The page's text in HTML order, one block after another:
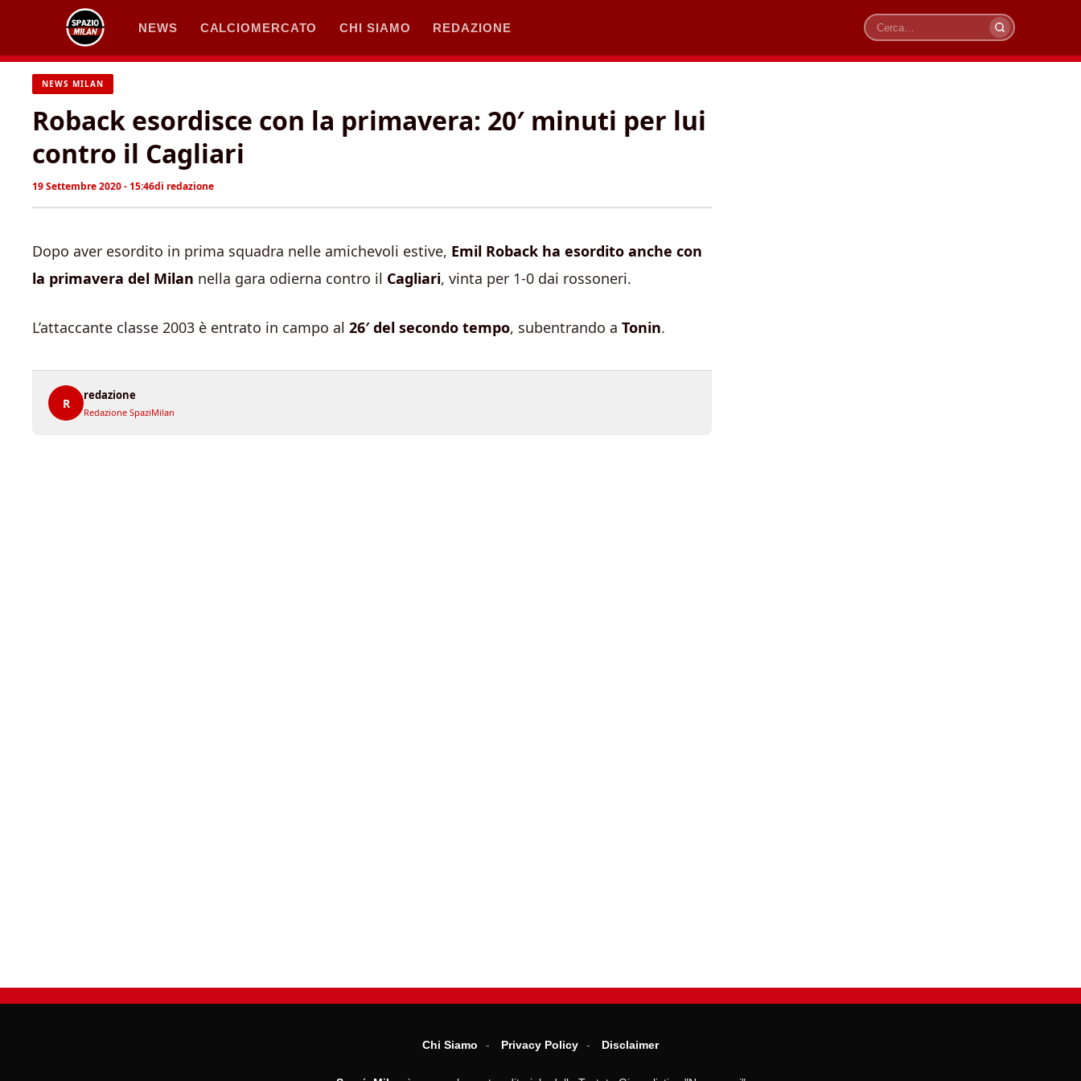
contenuto
NEWS CALCIOMERCATO CHI SIAMO REDAZIONE
Cerca
NEWS MILAN
Roback esordisce con la primavera: 20′ minuti per lui
contro il Cagliari
19 Settembre 2020 - 15:46di redazione
Dopo aver esordito in prima squadra nelle amichevoli estive, Emil Roback ha esordito anche con
la primavera del Milan nella gara odierna contro il Cagliari, vinta per 1-0 dai rossoneri.
L’attaccante classe 2003 è entrato in campo al 26′ del secondo tempo, subentrando a Tonin.
R
redazione
Redazione SpaziMilan
Chi Siamo Privacy Policy Disclaimer